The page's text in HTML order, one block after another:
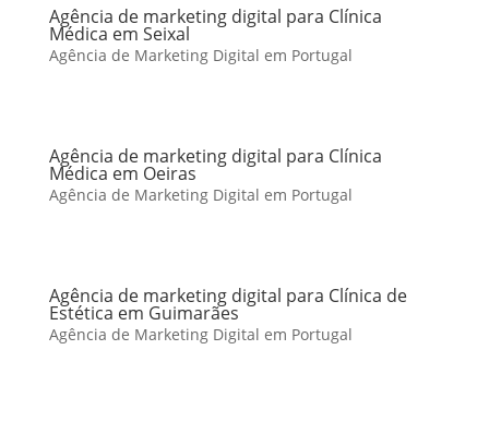
Agência de marketing digital para Clínica
Médica em Seixal
Agência de Marketing Digital em Portugal
Agência de marketing digital para Clínica
Médica em Oeiras
Agência de Marketing Digital em Portugal
Agência de marketing digital para Clínica de
Estética em Guimarães
Agência de Marketing Digital em Portugal